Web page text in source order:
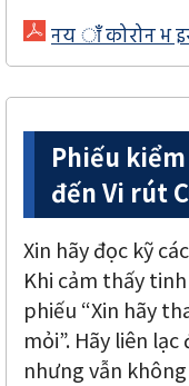
नय ाँ कोरोन भ
Phiếu
đến Vi rút
Xin hãy đọc kỹ
Khi cảm thấy
phiếu “Xin hãy
mỏi”. Hãy liên
nhưng vẫn